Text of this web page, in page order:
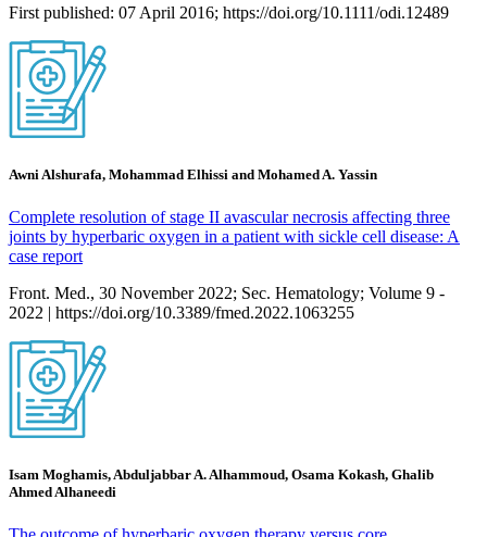
First published: 07 April 2016; https://doi.org/10.1111/odi.12489
Awni Alshurafa, Mohammad Elhissi and Mohamed A. Yassin
Complete resolution of stage II avascular necrosis affecting three
joints by hyperbaric oxygen in a patient with sickle cell disease: A
case report
Front. Med., 30 November 2022; Sec. Hematology; Volume 9 -
2022 | https://doi.org/10.3389/fmed.2022.1063255
Isam Moghamis, Abduljabbar A. Alhammoud, Osama Kokash, Ghalib
Ahmed Alhaneedi